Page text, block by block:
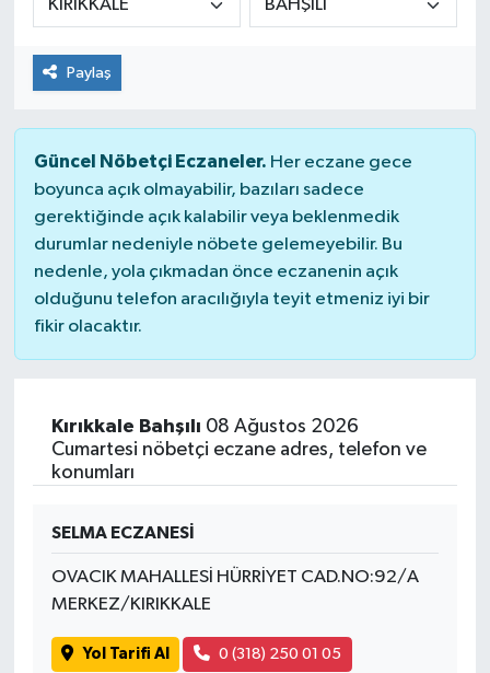
Paylaş
Güncel Nöbetçi Eczaneler. Her eczane gece
boyunca açık olmayabilir, bazıları sadece
gerektiğinde açık kalabilir veya beklenmedik
durumlar nedeniyle nöbete gelemeyebilir. Bu
nedenle, yola çıkmadan önce eczanenin açık
olduğunu telefon aracılığıyla teyit etmeniz iyi bir
fikir olacaktır.
Kırıkkale Bahşılı 08 Ağustos 2026
Cumartesi nöbetçi eczane adres, telefon ve
konumları
SELMA ECZANESİ
OVACIK MAHALLESİ HÜRRİYET CAD.NO:92/A
MERKEZ/KIRIKKALE
Yol Tarifi Al 0 (318) 250 01 05
Kültür Sanat